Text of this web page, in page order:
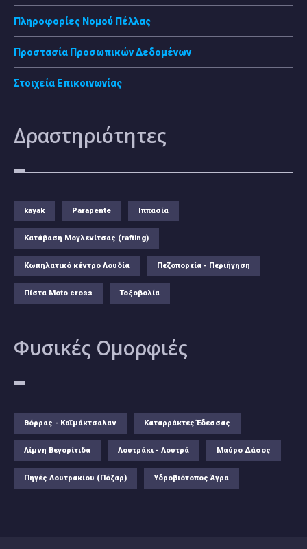
Πληροφορίες Νομού Πέλλας
Προστασία Προσωπικών Δεδομένων
Στοιχεία Επικοινωνίας
Δραστηριότητες
kayak Parapente Ιππασία
Κατάβαση Μογλενίτσας (rafting)
Κωπηλατικό κέντρο Λουδία Πεζοπορεία - Περιήγηση
Πίστα Moto cross Τοξοβολία
Φυσικές Ομορφιές
Βόρρας - Καϊμάκτσαλαν Καταρράκτες Έδεσσας
Λίμνη Βεγορίτιδα Λουτράκι - Λουτρά Μαύρο Δάσος
Πηγές Λουτρακίου (Πόζαρ) Υδροβιότοπος Άγρα